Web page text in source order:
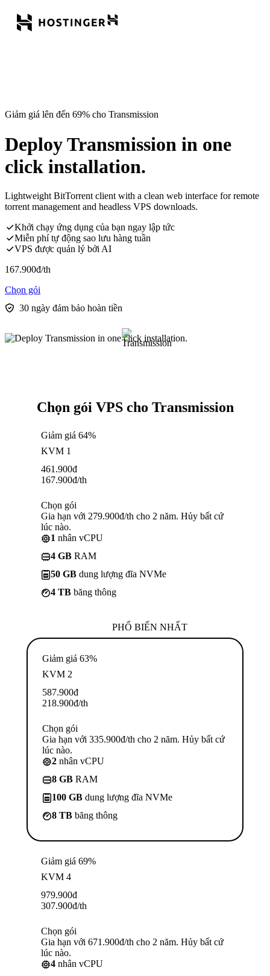
Giảm giá lên đến 69% cho Transmission
Deploy Transmission in one
click installation.
Lightweight BitTorrent client with a clean web interface for remote
torrent management and headless VPS downloads.
Khởi chạy ứng dụng của bạn ngay lập tức
Miễn phí tự động sao lưu hàng tuần
VPS được quản lý bởi AI
167.900đ/th
Chọn gói
30 ngày đảm bảo hoàn tiền
Chọn gói VPS cho Transmission
Giảm giá 64%
KVM 1
461.900đ
167.900đ/th
Chọn gói
Gia hạn với 279.900đ/th cho 2 năm. Hủy bất cứ
lúc nào.
1 nhân vCPU
4 GB RAM
50 GB dung lượng đĩa NVMe
4 TB băng thông
PHỔ BIẾN NHẤT
Giảm giá 63%
KVM 2
587.900đ
218.900đ/th
Chọn gói
Gia hạn với 335.900đ/th cho 2 năm. Hủy bất cứ
lúc nào.
2 nhân vCPU
8 GB RAM
100 GB dung lượng đĩa NVMe
8 TB băng thông
Giảm giá 69%
KVM 4
979.900đ
307.900đ/th
Chọn gói
Gia hạn với 671.900đ/th cho 2 năm. Hủy bất cứ
lúc nào.
4 nhân vCPU